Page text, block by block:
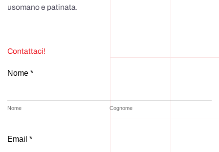
usomano e patinata.
Contattaci!
Nome *
Nome Cognome
Email *